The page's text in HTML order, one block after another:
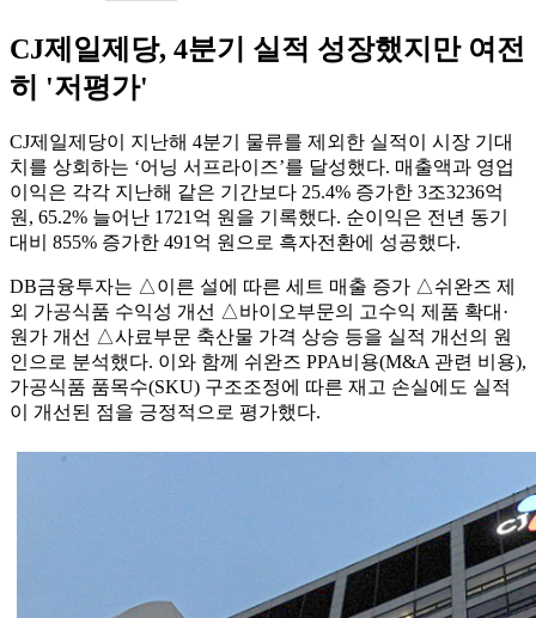
CJ제일제당, 4분기 실적 성장했지만 여전
히 '저평가'
CJ제일제당이 지난해 4분기 물류를 제외한 실적이 시장 기대
치를 상회하는 ‘어닝 서프라이즈’를 달성했다. 매출액과 영업
이익은 각각 지난해 같은 기간보다 25.4% 증가한 3조3236억
원, 65.2% 늘어난 1721억 원을 기록했다. 순이익은 전년 동기
대비 855% 증가한 491억 원으로 흑자전환에 성공했다.
DB금융투자는 △이른 설에 따른 세트 매출 증가 △쉬완즈 제
외 가공식품 수익성 개선 △바이오부문의 고수익 제품 확대·
원가 개선 △사료부문 축산물 가격 상승 등을 실적 개선의 원
인으로 분석했다. 이와 함께 쉬완즈 PPA비용(M&A 관련 비용),
가공식품 품목수(SKU) 구조조정에 따른 재고 손실에도 실적
이 개선된 점을 긍정적으로 평가했다.